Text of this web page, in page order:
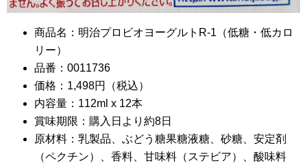
商品名：明治プロビオヨーグルトR-1（低糖・低カロ
リー）
品番：0011736
価格：1,498円（税込）
内容量：112ml x 12本
賞味期限：購入日より約8日
原材料：乳製品、ぶどう糖果糖液糖、砂糖、安定剤
（ペクチン）、香料、甘味料（ステビア）、酸味料